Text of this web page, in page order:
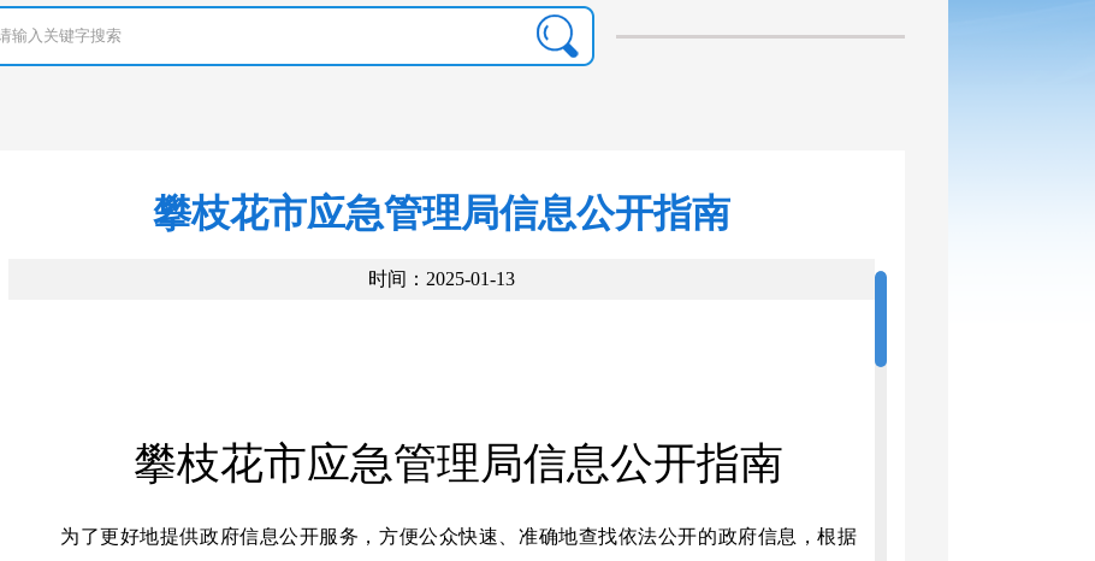
攀枝花市应急管理局信息公开指南
时间：2025-01-13
攀枝花市应急管理局信息公开指南
为了更好地提供政府信息公开服务，方便公众快速、准确地查找依法公开的政府信息，根据